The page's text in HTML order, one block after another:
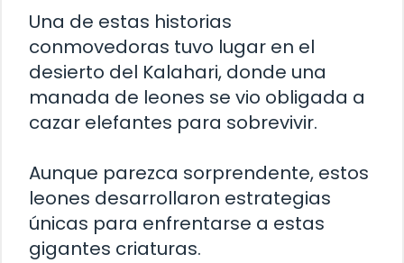
Una de estas historias
conmovedoras tuvo lugar en el
desierto del Kalahari, donde una
manada de leones se vio obligada a
cazar elefantes para sobrevivir.
Aunque parezca sorprendente, estos
leones desarrollaron estrategias
únicas para enfrentarse a estas
gigantes criaturas.